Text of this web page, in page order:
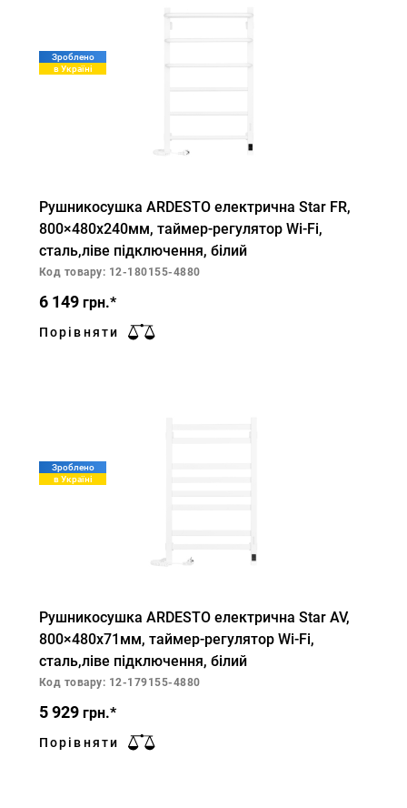
Зроблено
в Україні
Рушникосушка ARDESTO електрична Star FR,
800×480х240мм, таймер-регулятор Wi-Fi,
сталь,ліве підключення, білий
Код товару: 12-180155-4880
6 149 грн.*
Порівняти
Зроблено
в Україні
Рушникосушка ARDESTO електрична Star AV,
800×480х71мм, таймер-регулятор Wi-Fi,
сталь,ліве підключення, білий
Код товару: 12-179155-4880
5 929 грн.*
Порівняти